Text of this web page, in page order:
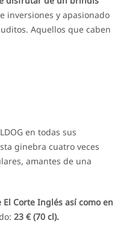
inversiones y apasionado
Aquellos que caben
en todas sus
ginebra cuatro veces
amantes de una
Corte Inglés así como en
23 € (70 cl).